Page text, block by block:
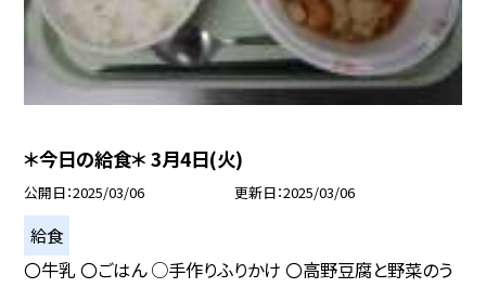
＊今日の給食＊ 3月4日(火)
公開日 2025/03/06 更新日 2025/03/06
給食
〇牛乳 〇ごはん ○手作りふりかけ 〇高野豆腐と野菜のう